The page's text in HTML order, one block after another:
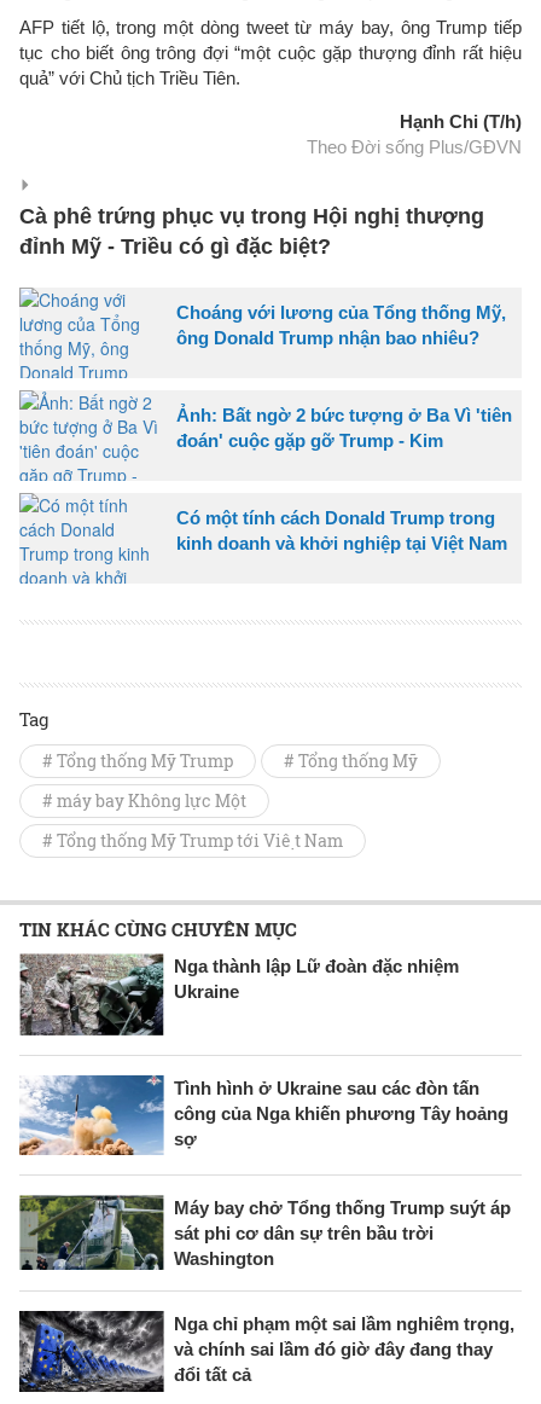
AFP tiết lộ, trong một dòng tweet từ máy bay, ông Trump tiếp
tục cho biết ông trông đợi “một cuộc gặp thượng đỉnh rất hiệu
quả” với Chủ tịch Triều Tiên.
Hạnh Chi (T/h)
Theo Đời sống Plus/GĐVN
Cà phê trứng phục vụ trong Hội nghị thượng
đỉnh Mỹ - Triều có gì đặc biệt?
Choáng với lương của Tổng thống Mỹ,
ông Donald Trump nhận bao nhiêu?
Ảnh: Bất ngờ 2 bức tượng ở Ba Vì 'tiên
đoán' cuộc gặp gỡ Trump - Kim
Có một tính cách Donald Trump trong
kinh doanh và khởi nghiệp tại Việt Nam
Tag
# Tổng thống Mỹ Trump
# Tổng thống Mỹ
# máy bay Không lực Một
# Tổng thống Mỹ Trump tới Việt Nam
TIN KHÁC CÙNG CHUYÊN MỤC
Nga thành lập Lữ đoàn đặc nhiệm
Ukraine
Tình hình ở Ukraine sau các đòn tấn
công của Nga khiến phương Tây hoảng
sợ
Máy bay chở Tổng thống Trump suýt áp
sát phi cơ dân sự trên bầu trời
Washington
Nga chỉ phạm một sai lầm nghiêm trọng,
và chính sai lầm đó giờ đây đang thay
đổi tất cả